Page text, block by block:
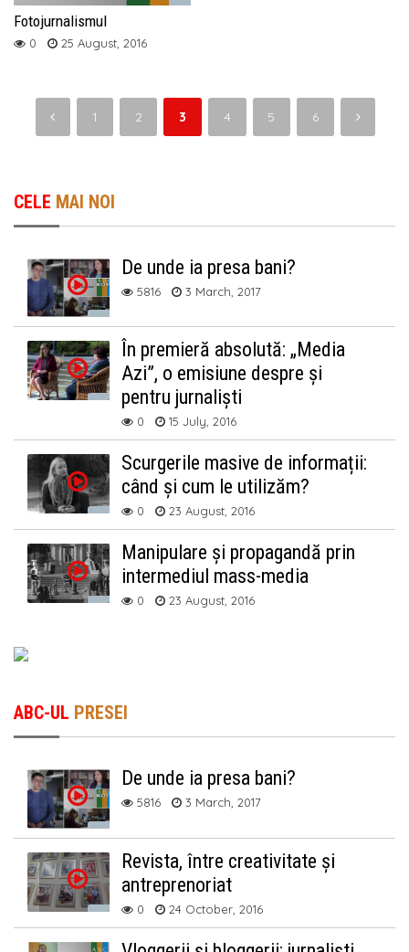
Fotojurnalismul
0 25 August, 2016
1 2 3 4 5 6
CELE MAI NOI
De unde ia presa bani?
5816 3 March, 2017
În premieră absolută: „Media
Azi”, o emisiune despre și
pentru jurnaliști
0 15 July, 2016
Scurgerile masive de informații:
când și cum le utilizăm?
0 23 August, 2016
Manipulare și propagandă prin
intermediul mass-media
0 23 August, 2016
ABC-UL PRESEI
De unde ia presa bani?
5816 3 March, 2017
Revista, între creativitate și
antreprenoriat
0 24 October, 2016